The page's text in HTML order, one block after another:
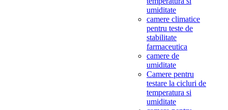
umiditate
camere climatice
pentru teste de
stabilitate
farmaceutica
camere de
umiditate
Camere pentru
testare la cicluri de
temperatura si
umiditate